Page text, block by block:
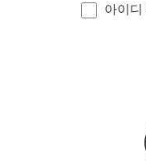
아이디